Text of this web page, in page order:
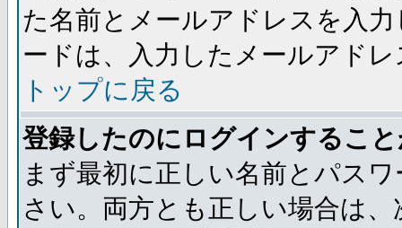
た名前とメールアドレスを入
ードは、入力したメールアド
トップに戻る
登録したのにログインするこ
まず最初に正しい名前とパス
さい。両方とも正しい場合は